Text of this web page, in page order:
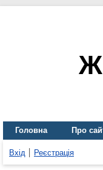
Головна Про
Вхід Реєстрація